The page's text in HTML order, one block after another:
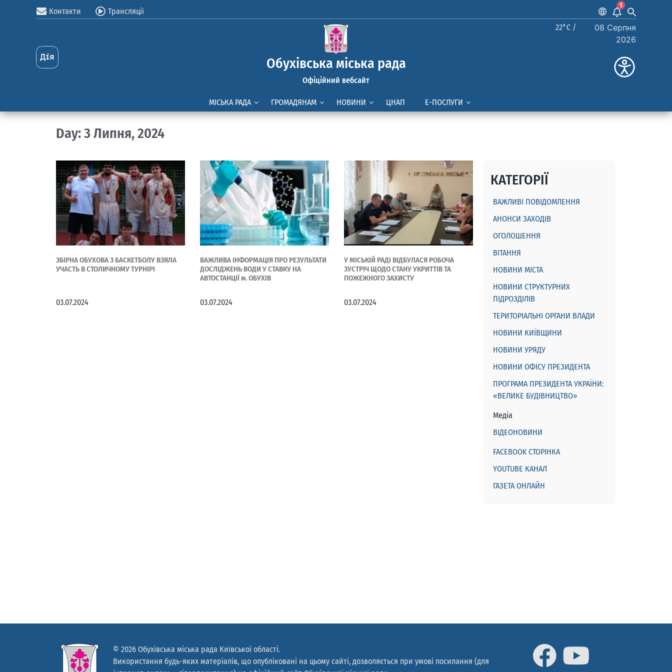
Контакти Трансляції 1
Обухівська міська рада
Офіційний вебсайт
22°C /
08 Серпня
2026
МІСЬКА РАДА ГРОМАДЯНАМ НОВИНИ ЦНАП Е-ПОСЛУГИ
Day: 3 Липня, 2024
ЗБІРНА ОБУХОВА З БАСКЕТБОЛУ ВЗЯЛА
УЧАСТЬ В СТОЛИЧНОМУ ТУРНІРІ
03.07.2024
ВАЖЛИВА ІНФОРМАЦІЯ ПРО РЕЗУЛЬТАТИ
ДОСЛІДЖЕНЬ ВОДИ У СТАВКУ НА
АВТОСТАНЦІЇ м. ОБУХІВ
03.07.2024
У МІСЬКІЙ РАДІ ВІДБУЛАСЯ РОБОЧА
ЗУСТРІЧ ЩОДО СТАНУ УКРИТТІВ ТА
ПОЖЕЖНОГО ЗАХИСТУ
03.07.2024
КАТЕГОРІЇ
ВАЖЛИВІ ПОВІДОМЛЕННЯ
АНОНСИ ЗАХОДІВ
ОГОЛОШЕННЯ
ВІТАННЯ
НОВИНИ МІСТА
НОВИНИ СТРУКТУРНИХ
ПІДРОЗДІЛІВ
ТЕРИТОРІАЛЬНІ ОРГАНИ ВЛАДИ
НОВИНИ КИЇВЩИНИ
НОВИНИ УРЯДУ
НОВИНИ ОФІСУ ПРЕЗИДЕНТА
ПРОГРАМА ПРЕЗИДЕНТА УКРАЇНИ:
«ВЕЛИКЕ БУДІВНИЦТВО»
Медіа
ВІДЕОНОВИНИ
FACEBOOK СТОРІНКА
YOUTUBE КАНАЛ
ГАЗЕТА ОНЛАЙН
© 2026 Обухівська міська рада Київської області.
Використання будь-яких матеріалів, що опубліковані на цьому сайті, дозволяється при умові посилання (для